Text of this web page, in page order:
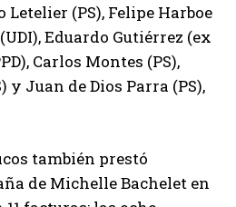
(PS), Felipe Harboe
Eduardo Gutiérrez (ex
Carlos Montes (PS),
Juan de Dios Parra (PS),
también prestó
de Michelle Bachelet en